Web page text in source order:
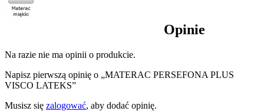
Opinie
Na razie nie ma opinii o produkcie.
Napisz pierwszą opinię o „MATERAC PERSEFONA PLUS
VISCO LATEKS”
Musisz się zalogować, aby dodać opinię.